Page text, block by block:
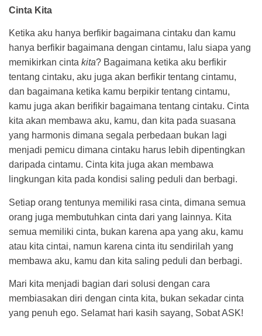
Cinta Kita
Ketika aku hanya berfikir bagaimana cintaku dan kamu
hanya berfikir bagaimana dengan cintamu, lalu siapa yang
memikirkan cinta kita? Bagaimana ketika aku berfikir
tentang cintaku, aku juga akan berfikir tentang cintamu,
dan bagaimana ketika kamu berpikir tentang cintamu,
kamu juga akan berifikir bagaimana tentang cintaku. Cinta
kita akan membawa aku, kamu, dan kita pada suasana
yang harmonis dimana segala perbedaan bukan lagi
menjadi pemicu dimana cintaku harus lebih dipentingkan
daripada cintamu. Cinta kita juga akan membawa
lingkungan kita pada kondisi saling peduli dan berbagi.
Setiap orang tentunya memiliki rasa cinta, dimana semua
orang juga membutuhkan cinta dari yang lainnya. Kita
semua memiliki cinta, bukan karena apa yang aku, kamu
atau kita cintai, namun karena cinta itu sendirilah yang
membawa aku, kamu dan kita saling peduli dan berbagi.
Mari kita menjadi bagian dari solusi dengan cara
membiasakan diri dengan cinta kita, bukan sekadar cinta
yang penuh ego. Selamat hari kasih sayang, Sobat ASK!